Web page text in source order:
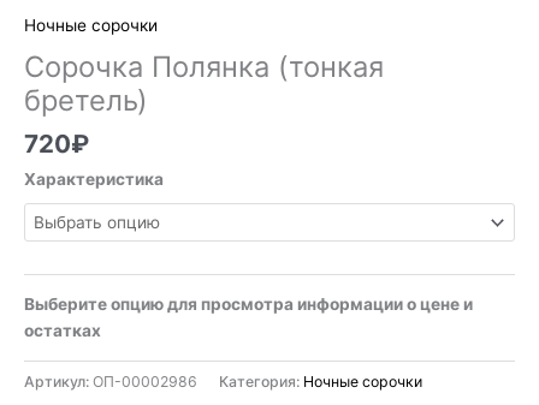
Ночные сорочки
Сорочка Полянка (тонкая
бретель)
720₽
Характеристика
Выберите опцию для просмотра информации о цене и
остатках
Артикул: ОП-00002986 Категория: Ночные сорочки